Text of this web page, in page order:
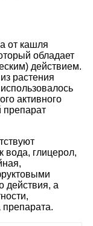
от кашля
обладает
действием.
растения
активного
препарат
вода, глицерол,
действия, а
препарата.